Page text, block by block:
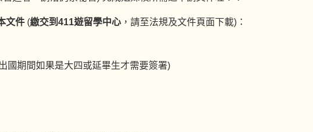
文件 (繳交到411遊留學中心 ，請至法規及文件頁面下載)：
國期間如果是大四或延畢生才需要簽署)